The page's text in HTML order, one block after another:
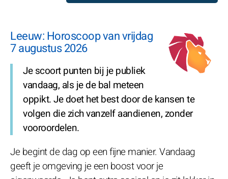
Leeuw: Horoscoop van vrijdag
7 augustus 2026
Je scoort punten bij je publiek
vandaag, als je de bal meteen
oppikt. Je doet het best door de kansen te
volgen die zich vanzelf aandienen, zonder
vooroordelen.
Je begint de dag op een fijne manier. Vandaag
geeft je omgeving je een boost voor je